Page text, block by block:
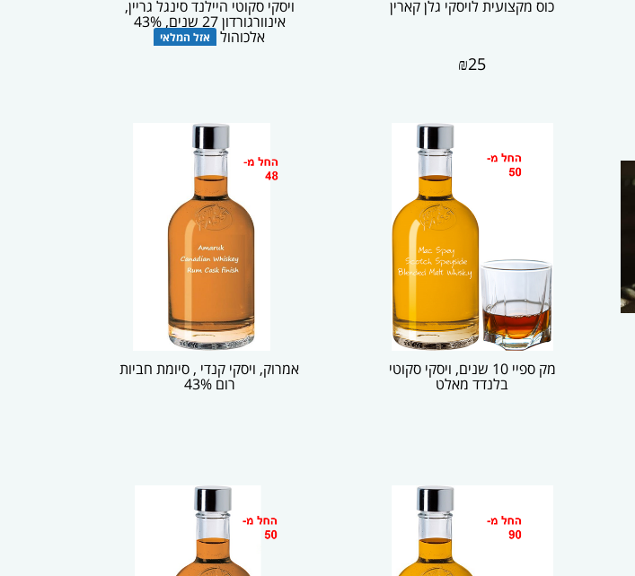
כוס מקצועית לויסקי גלן קארין
₪25
ויסקי סקוטי היילנד סינגל גריין,
אינוורגורדון 27 שנים, 43%
אלכוהול אזל המלאי
מק ספיי 10 שנים, ויסקי סקוטי
בלנדד מאלט
אמרוק, ויסקי קנדי , סיומת חביות
רום 43%